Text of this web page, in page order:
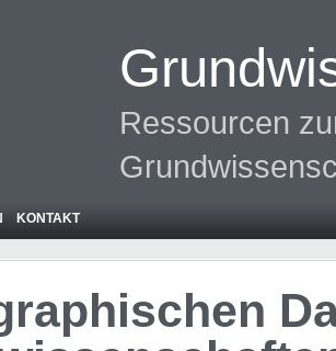
Ressourcen
KONTAKT